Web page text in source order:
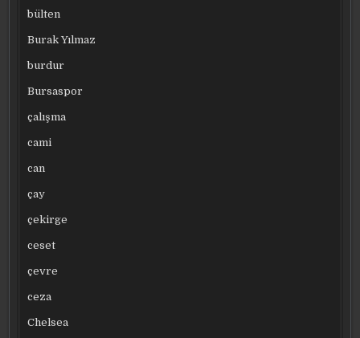
bülten
Burak Yılmaz
burdur
Bursaspor
çalışma
cami
can
çay
çekirge
ceset
çevre
ceza
Chelsea